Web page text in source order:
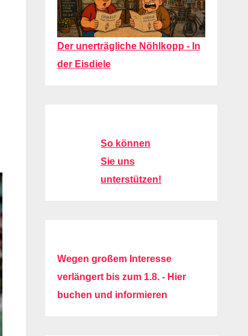
Der unerträgliche Nöhlkopp - In
der Eisdiele
So können
Sie uns
unterstützen!
Wegen großem Interesse
verlängert bis zum 1.8. - Hier
buchen und informieren